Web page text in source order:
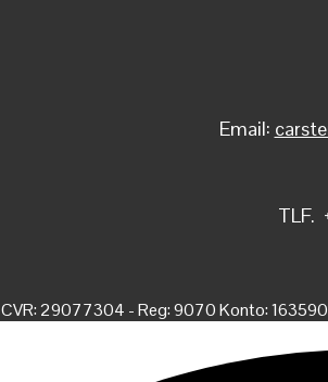
Email:
TLF.
29077304 - Reg: 9070 Konto: